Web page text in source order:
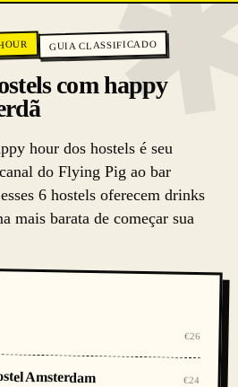
GUIA CLASSIFICADO
com happy
hour dos hostels é seu
do Flying Pig ao bar
6 hostels oferecem drinks
mais barata de começar sua
€26
Amsterdam €24